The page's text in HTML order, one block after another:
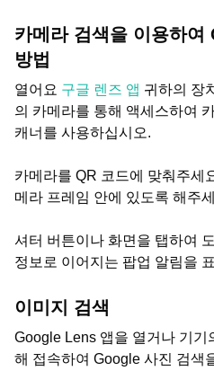
카메라 검색을 이용하여
방법
열어요 구글 렌즈 앱 귀하의 장
의 카메라를 통해 액세스하여
캐너를 사용하십시오.
카메라를 QR 코드에 맞춰주세
메라 프레임 안에 있도록 해주
셔터 버튼이나 화면을 탭하여
정보로 이어지는 팝업 알림을
이미지 검색
Google Lens 앱을 열거나 기기
해 접속하여 Google 사진 검색